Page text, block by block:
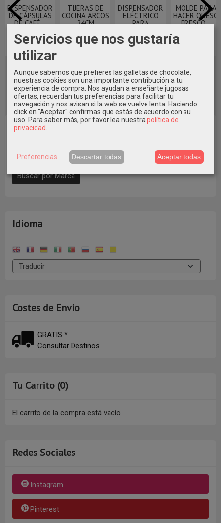
Marcas
Idioma
Costes de Envío
GRATIS *
Consultar Destinos
Tu Carrito (0)
El carrito de la compra está vacío
Redes Sociales
Instagram
Pinterest
DISPENSADOR
DE CÁPSULAS
DE CAFÉ...
10,10 €
TIJERAS DE
COCINA ARCOS
24CM
9,30 €
DISPENSADOR
ELÉCTRICO
PARA
12,30 €
MOLDE PARA
HACER QUESO
FRESCO...
Servicios que nos gustaría
utilizar
Aunque sabemos que prefieres las galletas de chocolate,
nuestras cookies son una importante contribución a tu
experiencia de compra. Nos ayudan a enseñarte jugosas
ofertas, recuerdan tus preferencias para facilitar tu
navegación y nos avisan si la web se vuelve lenta. Haciendo
click en "Aceptar" confirmas que estás de acuerdo con su
uso. Para saber más, por favor lea nuestra política de
privacidad
Preferencias Descartar todas Aceptar todas